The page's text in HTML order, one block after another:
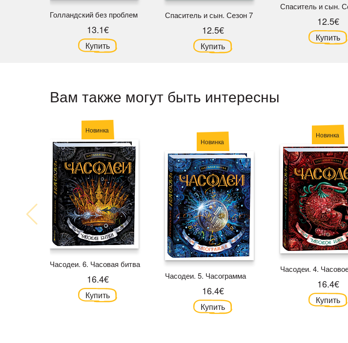
Голландский без проблем
13.1€
Купить
Спаситель и сын. Сезон 7
12.5€
Купить
Спаситель и сын.
12.5€
Купить
Вам также могут быть интересны
Новинка
Часодеи. 6. Часовая битва
16.4€
Купить
Новинка
Часодеи. 5. Часограмма
16.4€
Купить
Новинка
Часодеи. 4.
16.4€
Купить